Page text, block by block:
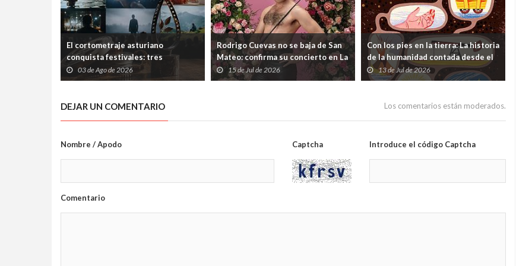
El cortometraje asturiano
conquista festivales: tres
producciones de Laboral
Cinemateca suman nuevos premios
03 de Ago de 2026
Rodrigo Cuevas no se baja de San
Mateo: confirma su concierto en La
Ería tras las dudas lanzadas desde
el Ayuntamiento
15 de Jul de 2026
Con los pies en la tierra: La historia
de la humanidad contada desde el
subsuelo
13 de Jul de 2026
DEJAR UN COMENTARIO Los comentarios están moderados.
Nombre / Apodo Captcha Introduce el código Captcha
Comentario